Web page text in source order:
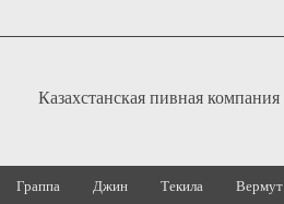
Казахстанская пивная компания
Граппа Джин Текила Вермут